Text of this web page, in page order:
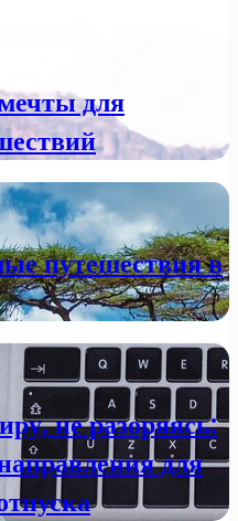
для
путешествия в
не разоряясь:
для